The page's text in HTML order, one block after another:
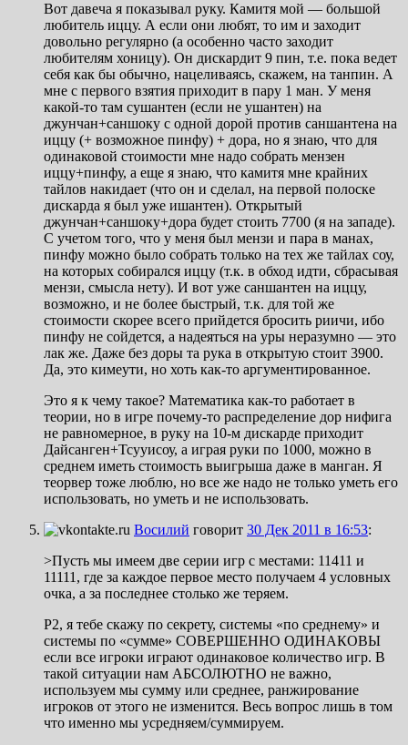
Вот давеча я показывал руку. Камитя мой — большой
любитель иццу. А если они любят, то им и заходит
довольно регулярно (а особенно часто заходит
любителям хоницу). Он дискардит 9 пин, т.е. пока ведет
себя как бы обычно, нацеливаясь, скажем, на танпин. А
мне с первого взятия приходит в пару 1 ман. У меня
какой-то там сушантен (если не ушантен) на
джунчан+саншоку с одной дорой против саншантена на
иццу (+ возможное пинфу) + дора, но я знаю, что для
одинаковой стоимости мне надо собрать мензен
иццу+пинфу, а еще я знаю, что камитя мне крайних
тайлов накидает (что он и сделал, на первой полоске
дискарда я был уже ишантен). Открытый
джунчан+саншоку+дора будет стоить 7700 (я на западе).
С учетом того, что у меня был мензи и пара в манах,
пинфу можно было собрать только на тех же тайлах соу,
на которых собирался иццу (т.к. в обход идти, сбрасывая
мензи, смысла нету). И вот уже саншантен на иццу,
возможно, и не более быстрый, т.к. для той же
стоимости скорее всего прийдется бросить риичи, ибо
пинфу не сойдется, а надеяться на уры неразумно — это
лак же. Даже без доры та рука в открытую стоит 3900.
Да, это кимеути, но хоть как-то аргументированное.
Это я к чему такое? Математика как-то работает в
теории, но в игре почему-то распределение дор нифига
не равномерное, в руку на 10-м дискарде приходит
Дайсанген+Тсууисоу, а играя руки по 1000, можно в
среднем иметь стоимость выигрыша даже в манган. Я
теорвер тоже люблю, но все же надо не только уметь его
использовать, но уметь и не использовать.
Восилий говорит 30 Дек 2011 в 16:53:
>Пусть мы имеем две серии игр с местами: 11411 и
11111, где за каждое первое место получаем 4 условных
очка, а за последнее столько же теряем.
Р2, я тебе скажу по секрету, системы «по среднему» и
системы по «сумме» СОВЕРШЕННО ОДИНАКОВЫ
если все игроки играют одинаковое количество игр. В
такой ситуации нам АБСОЛЮТНО не важно,
используем мы сумму или среднее, ранжирование
игроков от этого не изменится. Весь вопрос лишь в том
что именно мы усредняем/суммируем.